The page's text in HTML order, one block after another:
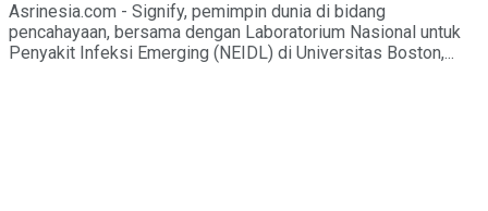
Asrinesia.com - Signify, pemimpin dunia di bidang
pencahayaan, bersama dengan Laboratorium Nasional untuk
Penyakit Infeksi Emerging (NEIDL) di Universitas Boston,...